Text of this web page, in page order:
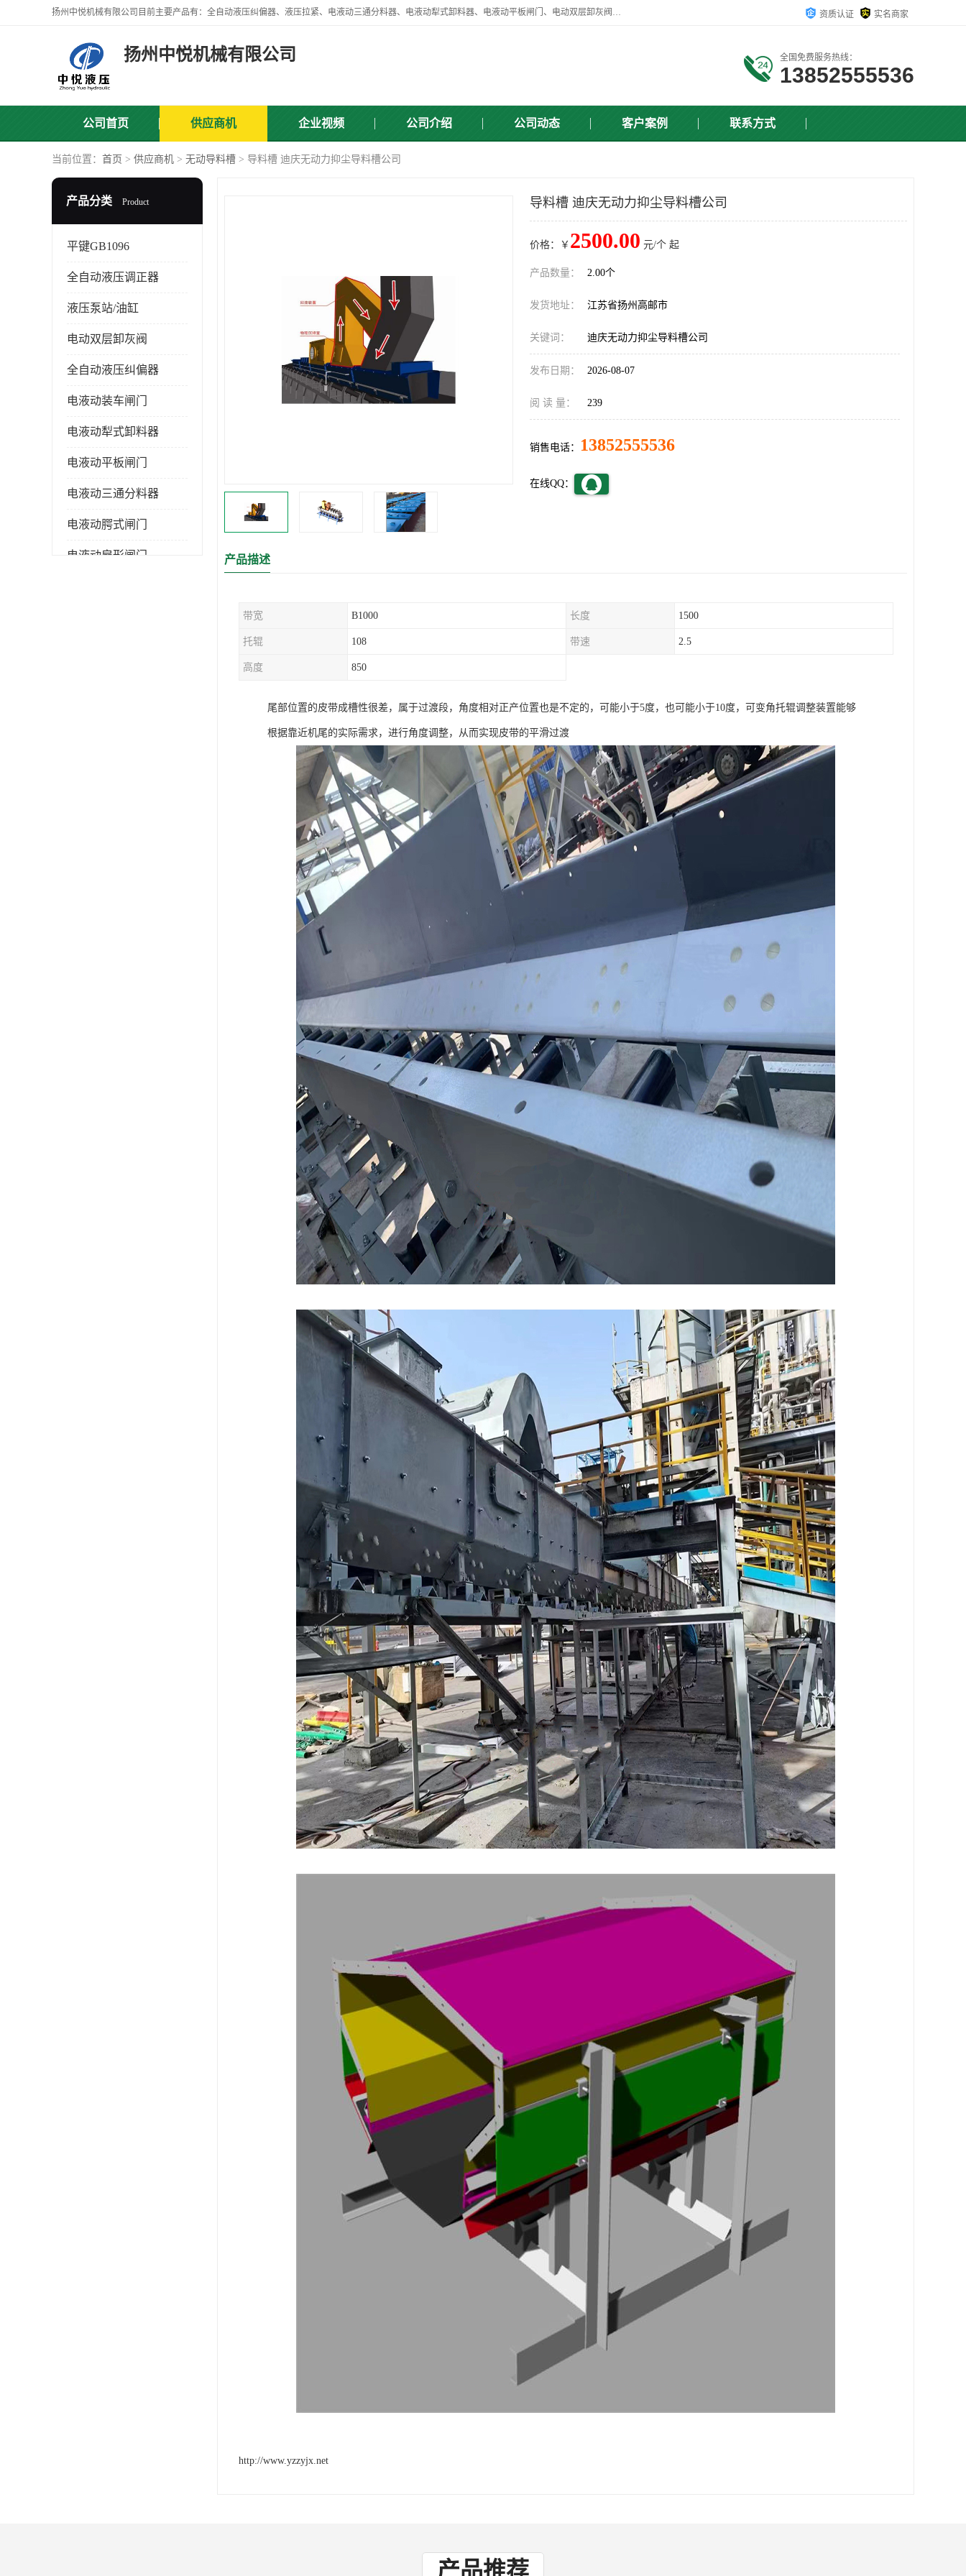
扬州中悦机械有限公司目前主要产品有：全自动液压纠偏器、液压拉紧、电液动三通分料器、电液动犁式卸料器、电液动平板闸门、电动双层卸灰阀、标准件、紧固件、液压泵站、新型电液推杆、皮带全自动液压调正器等，以及除尘通风类百余种产品系列。产品广泛适用于矿山、电力、煤矿、冶金、交通、化工、水利等行业。 资质认证 实名商家
扬州中悦机械有限公司 全国免费服务热线：
13852555536
公司首页 供应商机 企业视频 公司介绍 公司动态 客户案例 联系方式
当前位置： 首页 > 供应商机 > 无动导料槽 > 导料槽 迪庆无动力抑尘导料槽公司
产品分类 Product
平键GB1096
全自动液压调正器
液压泵站/油缸
电动双层卸灰阀
全自动液压纠偏器
电液动装车闸门
电液动犁式卸料器
电液动平板闸门
电液动三通分料器
电液动腭式闸门
电液动扇形闸门
导料槽 迪庆无动力抑尘导料槽公司
价格：￥ 2500.00 元/个 起
产品数量： 2.00个
发货地址： 江苏省扬州高邮市
关键词： 迪庆无动力抑尘导料槽公司
发布日期： 2026-08-07
阅 读 量： 239
销售电话： 13852555536
在线QQ：
产品描述
带宽 B1000 长度 1500
托辊 108 带速 2.5
高度 850
尾部位置的皮带成槽性很差，属于过渡段，角度相对正产位置也是不定的，可能小于5度，也可能小于10度，可变角托辊调整装置能够
根据靠近机尾的实际需求，进行角度调整，从而实现皮带的平滑过渡
http://www.yzzyjx.net
产品推荐